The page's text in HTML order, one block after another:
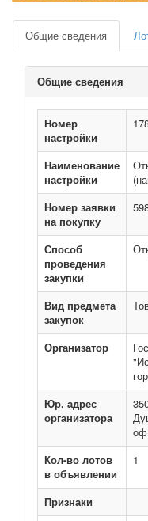
Общие сведения
Общие сведения
Номер
настройки
Наименование
настройки
Номер заявки
на покупку
Способ
проведения
закупки
Вид предмета
закупок
Организатор
Юр. адрес
организатора
Кол-во лотов
в объявлении
1
Признаки